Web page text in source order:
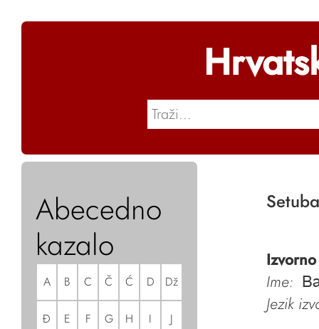
Abecedno
kazalo
A B C Č Ć D Dž
Đ E F G H I J
Ime:
Jezik